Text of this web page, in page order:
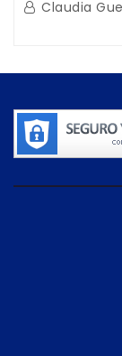
Claudia